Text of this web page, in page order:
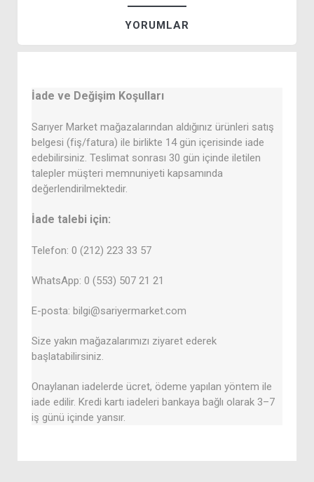
YORUMLAR
İade ve Değişim Koşulları
Sarıyer Market mağazalarından aldığınız ürünleri satış
belgesi (fiş/fatura) ile birlikte 14 gün içerisinde iade
edebilirsiniz. Teslimat sonrası 30 gün içinde iletilen
talepler müşteri memnuniyeti kapsamında
değerlendirilmektedir.
İade talebi için:
Telefon: 0 (212) 223 33 57
WhatsApp: 0 (553) 507 21 21
E-posta: bilgi@sariyermarket.com
Size yakın mağazalarımızı ziyaret ederek
başlatabilirsiniz.
Onaylanan iadelerde ücret, ödeme yapılan yöntem ile
iade edilir. Kredi kartı iadeleri bankaya bağlı olarak 3–7
iş günü içinde yansır.